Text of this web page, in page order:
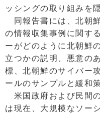
ッシングの取り組みを
同報告書には、北朝
の情報収集事例に関す
ーがどのように北朝鮮
立つかの説明、悪意の
標、北朝鮮のサイバー
ールのサンプルと緩和
米国政府および民間
は現在、大規模なソー